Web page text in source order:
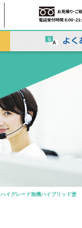
ハイグレード無機ハイブリッド塗